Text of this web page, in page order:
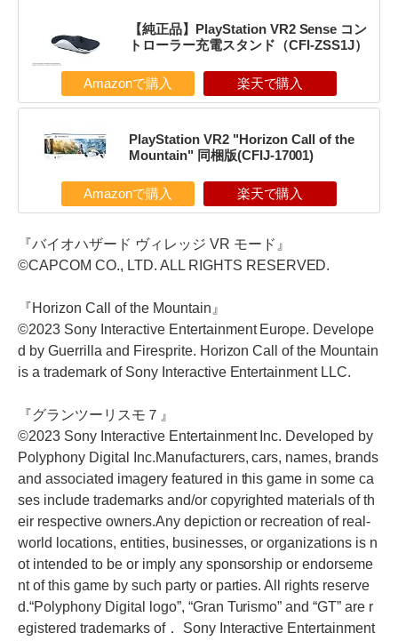
【純正品】PlayStation VR2 Sense コン
トローラー充電スタンド（CFI-ZSS1J）
Amazonで購入 楽天で購入
PlayStation VR2 "Horizon Call of the
Mountain" 同梱版(CFIJ-17001)
Amazonで購入 楽天で購入
『バイオハザード ヴィレッジ VR モード』
©CAPCOM CO., LTD. ALL RIGHTS RESERVED.
『Horizon Call of the Mountain』
©2023 Sony Interactive Entertainment Europe. Develope
d by Guerrilla and Firesprite. Horizon Call of the Mountain
is a trademark of Sony Interactive Entertainment LLC.
『グランツーリスモ７』
©2023 Sony Interactive Entertainment Inc. Developed by
Polyphony Digital Inc.Manufacturers, cars, names, brands
and associated imagery featured in this game in some ca
ses include trademarks and/or copyrighted materials of th
eir respective owners.Any depiction or recreation of real-
world locations, entities, businesses, or organizations is n
ot intended to be or imply any sponsorship or endorseme
nt of this game by such party or parties. All rights reserve
d.“Polyphony Digital logo”, “Gran Turismo” and “GT” are r
egistered trademarks of． Sony Interactive Entertainment